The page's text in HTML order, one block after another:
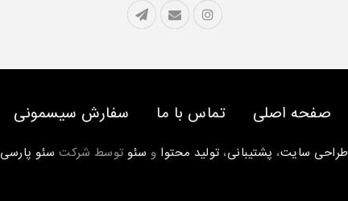
صفحه اصلی تماس با ما سفارش سیسمونی
طراحی سایت، پشتیبانی، تولید محتوا و سئو توسط شرکت سئو پارسی